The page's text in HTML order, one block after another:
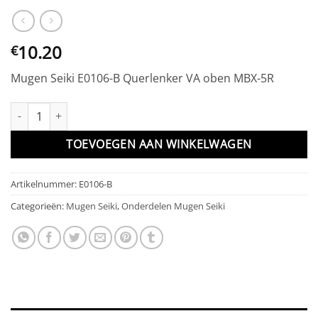
€10.20
Mugen Seiki E0106-B Querlenker VA oben MBX-5R
Querlenker VA oben MBX-5R aantal
TOEVOEGEN AAN WINKELWAGEN
Artikelnummer: E0106-B
Categorieën: Mugen Seiki,Onderdelen Mugen Seiki